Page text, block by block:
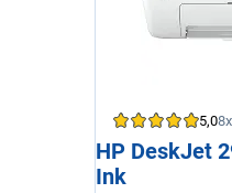
5,08x
HP DeskJet
Ink